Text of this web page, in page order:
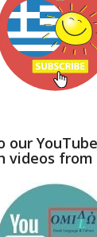
our
videos from